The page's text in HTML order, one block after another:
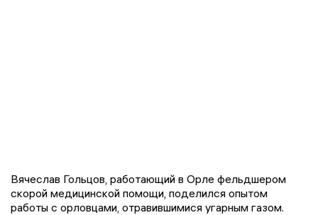
Вячеслав Гольцов, работающий в Орле фельдшером
скорой медицинской помощи, поделился опытом
работы с орловцами, отравившимися угарным газом.